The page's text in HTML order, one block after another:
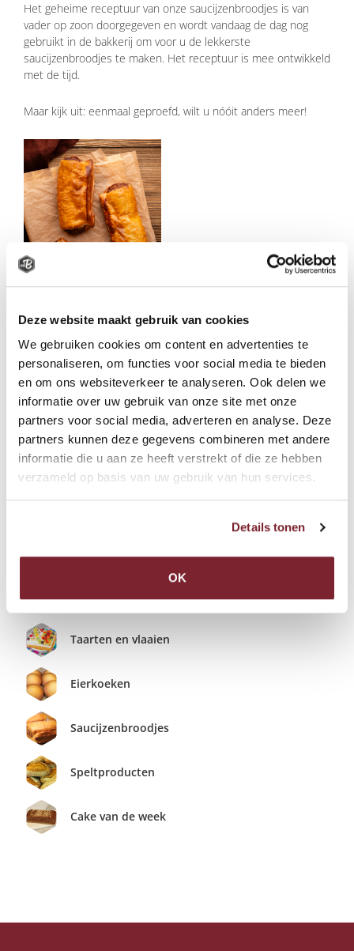
Deze website maakt gebruik van cookies
We gebruiken cookies om content en advertenties te
personaliseren, om functies voor social media te bieden
en om ons websiteverkeer te analyseren. Ook delen we
informatie over uw gebruik van onze site met onze
partners voor social media, adverteren en analyse. Deze
partners kunnen deze gegevens combineren met andere
informatie die u aan ze heeft verstrekt of die ze hebben
verzameld op basis van uw gebruik van hun services.
Details tonen
OK
Het geheime receptuur van onze saucijzenbroodjes is van
vader op zoon doorgegeven en wordt vandaag de dag nog
gebruikt in de bakkerij om voor u de lekkerste
saucijzenbroodjes te maken. Het receptuur is mee ontwikkeld
met de tijd.
Maar kijk uit: eenmaal geproefd, wilt u nóóit anders meer!
Onze 'Ouwe Taart'
Ontbijtkoek
WestlandsKracht
Taarten en vlaaien
Eierkoeken
Saucijzenbroodjes
Speltproducten
Cake van de week